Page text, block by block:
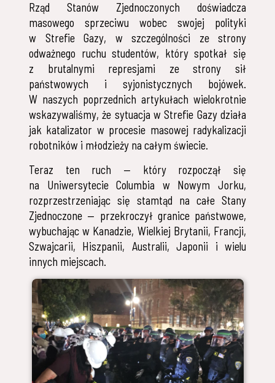
Rząd Stanów Zjednoczonych doświadcza
masowego sprzeciwu wobec swojej polityki
w Strefie Gazy, w szczególności ze strony
odważnego ruchu studentów, który spotkał się
z brutalnymi represjami ze strony sił
państwowych i syjonistycznych bojówek.
W naszych poprzednich artykułach wielokrotnie
wskazywaliśmy, że sytuacja w Strefie Gazy działa
jak katalizator w procesie masowej radykalizacji
robotników i młodzieży na całym świecie.
Teraz ten ruch — który rozpoczął się
na Uniwersytecie Columbia w Nowym Jorku,
rozprzestrzeniając się stamtąd na całe Stany
Zjednoczone — przekroczył granice państwowe,
wybuchając w Kanadzie, Wielkiej Brytanii, Francji,
Szwajcarii, Hiszpanii, Australii, Japonii i wielu
innych miejscach.